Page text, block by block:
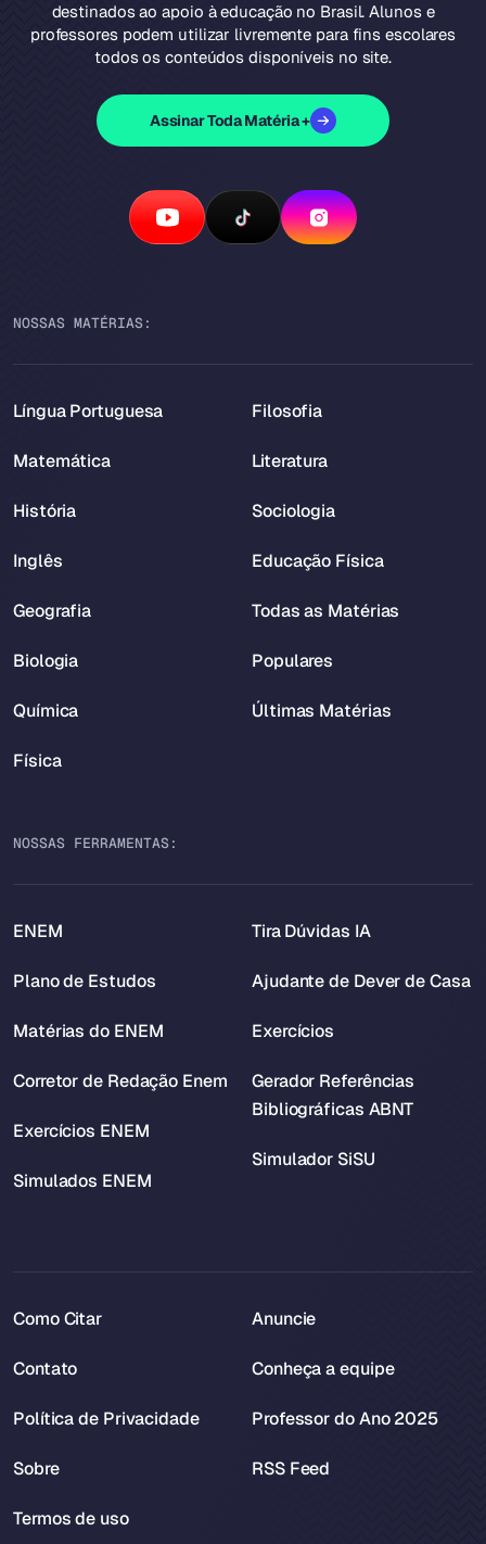
destinados ao apoio à educação no Brasil. Alunos e
professores podem utilizar livremente para fins escolares
todos os conteúdos disponíveis no site.
Assinar Toda Matéria +
NOSSAS MATÉRIAS:
Língua Portuguesa
Matemática
História
Inglês
Geografia
Biologia
Química
Física
Filosofia
Literatura
Sociologia
Educação Física
Todas as Matérias
Populares
Últimas Matérias
NOSSAS FERRAMENTAS:
ENEM
Plano de Estudos
Matérias do ENEM
Corretor de Redação Enem
Exercícios ENEM
Simulados ENEM
Tira Dúvidas IA
Ajudante de Dever de Casa
Exercícios
Gerador Referências
Bibliográficas ABNT
Simulador SiSU
Como Citar
Contato
Política de Privacidade
Sobre
Termos de uso
Anuncie
Conheça a equipe
Professor do Ano 2025
RSS Feed